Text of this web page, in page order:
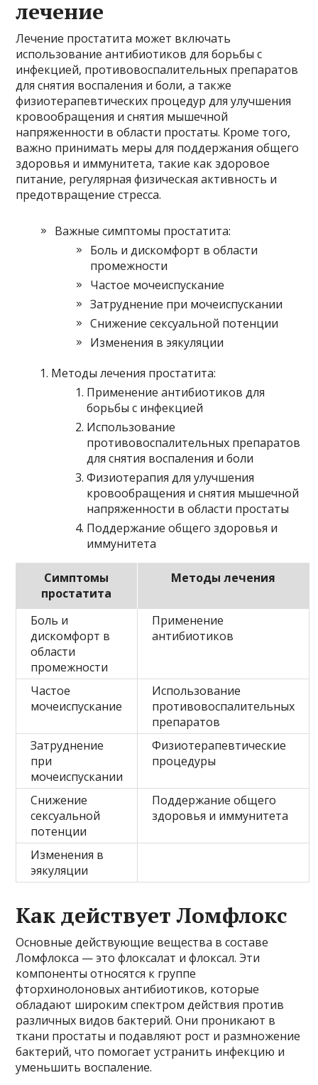
лечение
Лечение простатита может включать
использование антибиотиков для борьбы с
инфекцией, противовоспалительных препаратов
для снятия воспаления и боли, а также
физиотерапевтических процедур для улучшения
кровообращения и снятия мышечной
напряженности в области простаты. Кроме того,
важно принимать меры для поддержания общего
здоровья и иммунитета, такие как здоровое
питание, регулярная физическая активность и
предотвращение стресса.
Важные симптомы простатита:
Боль и дискомфорт в области
промежности
Частое мочеиспускание
Затруднение при мочеиспускании
Снижение сексуальной потенции
Изменения в эякуляции
Методы лечения простатита:
Применение антибиотиков для
борьбы с инфекцией
Использование
противовоспалительных препаратов
для снятия воспаления и боли
Физиотерапия для улучшения
кровообращения и снятия мышечной
напряженности в области простаты
Поддержание общего здоровья и
иммунитета
Симптомы
простатита
Методы лечения
Боль и
дискомфорт в
области
промежности
Применение
антибиотиков
Частое
мочеиспускание
Использование
противовоспалительных
препаратов
Затруднение
при
мочеиспускании
Физиотерапевтические
процедуры
Снижение
сексуальной
потенции
Поддержание общего
здоровья и иммунитета
Изменения в
эякуляции
Как действует Ломфлокс
Основные действующие вещества в составе
Ломфлокса — это флоксалат и флоксал. Эти
компоненты относятся к группе
фторхинолоновых антибиотиков, которые
обладают широким спектром действия против
различных видов бактерий. Они проникают в
ткани простаты и подавляют рост и размножение
бактерий, что помогает устранить инфекцию и
уменьшить воспаление.